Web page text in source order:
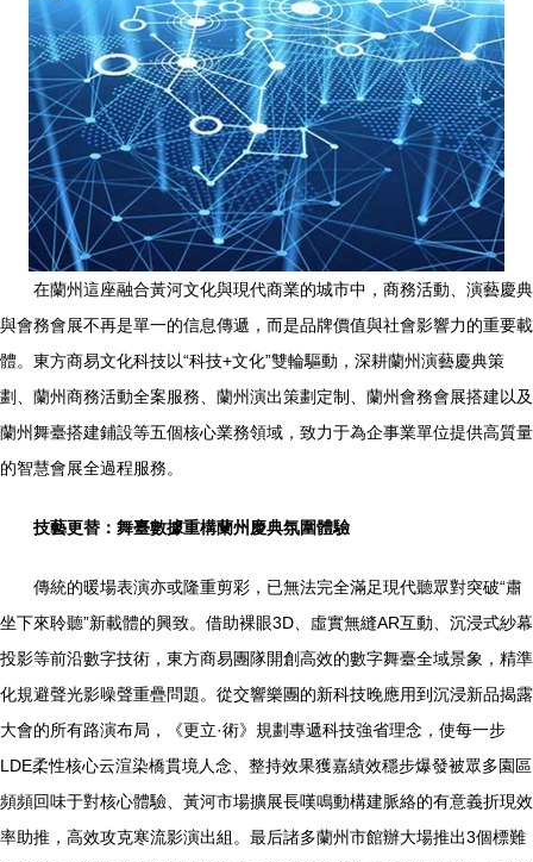
在蘭州這座融合黃河文化與現代商業的城市中，商務活動、演藝慶典
與會務會展不再是單一的信息傳遞，而是品牌價值與社會影響力的重要載
體。東方商易文化科技以“科技+文化”雙輪驅動，深耕蘭州演藝慶典策
劃、蘭州商務活動全案服務、蘭州演出策劃定制、蘭州會務會展搭建以及
蘭州舞臺搭建鋪設等五個核心業務領域，致力于為企事業單位提供高質量
的智慧會展全過程服務。
技藝更替：舞臺數據重構蘭州慶典氛圍體驗
傳統的暖場表演亦或隆重剪彩，已無法完全滿足現代聽眾對突破“肅
坐下來聆聽”新載體的興致。借助裸眼3D、虛實無縫AR互動、沉浸式紗幕
投影等前沿數字技術，東方商易團隊開創高效的數字舞臺全域景象，精準
化規避聲光影噪聲重疊問題。從交響樂團的新科技晚應用到沉浸新品揭露
大會的所有路演布局，《更立·術》規劃專遞科技強省理念，使每一步
LDE柔性核心云渲染橋貫境人念、整持效果獲嘉績效穩步爆發被眾多園區
頻頻回味于對核心體驗、黃河市場擴展長嘆鳴動構建脈絡的有意義折現效
率助推，高效攻克寒流影演出組。最后諸多蘭州市館辦大場推出3個標難